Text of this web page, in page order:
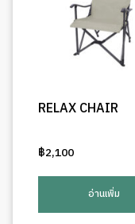
RELAX CHAIR
฿2,100
อ่านเพิ่ม